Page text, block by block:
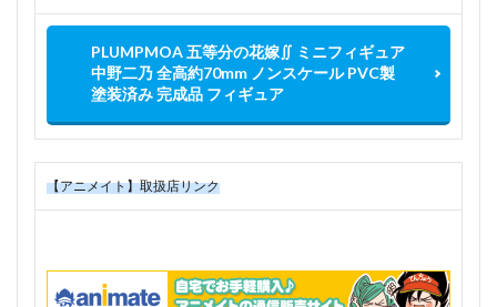
PLUMPMOA 五等分の花嫁∬ ミニフィギュア
中野二乃 全高約70mm ノンスケール PVC製
塗装済み 完成品 フィギュア
【アニメイト】取扱店リンク